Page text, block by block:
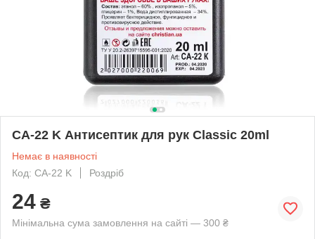
CA-22 K Антисептик для рук Classic 20ml
Немає в наявності
Код: CA-22 K
Роздріб
24 ₴
Мінімальна сума замовлення на сайті — 300 ₴